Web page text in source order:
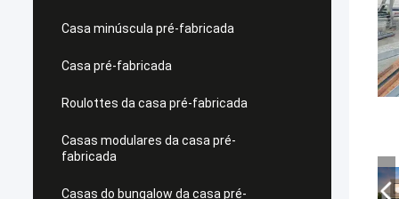
Casa minúscula pré-fabricada
Casa pré-fabricada
Roulottes da casa pré-fabricada
Casas modulares da casa pré-
fabricada
Casas do bungalow da casa pré-